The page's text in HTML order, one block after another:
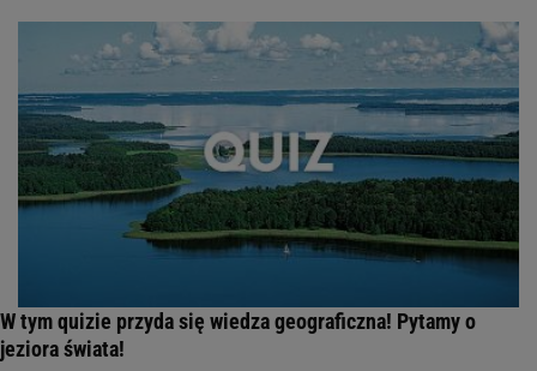
W tym quizie przyda się wiedza geograficzna! Pytamy o
jeziora świata!